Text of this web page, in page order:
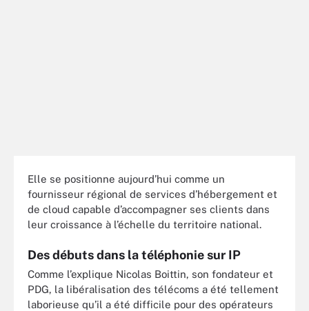
Elle se positionne aujourd’hui comme un
fournisseur régional de services d’hébergement et
de cloud capable d’accompagner ses clients dans
leur croissance à l’échelle du territoire national.
Des débuts dans la téléphonie sur IP
Comme l’explique Nicolas Boittin, son fondateur et
PDG, la libéralisation des télécoms a été tellement
laborieuse qu’il a été difficile pour des opérateurs